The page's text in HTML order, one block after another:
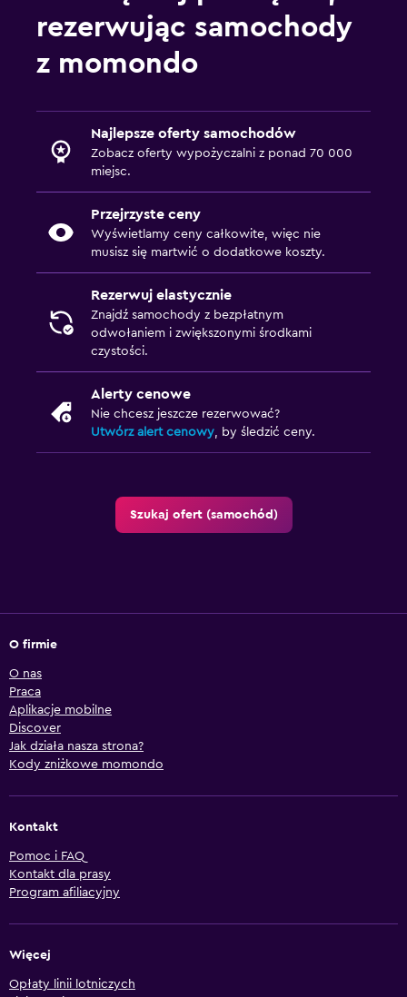
rezerwując samochody
z momondo
Najlepsze oferty samochodów
Zobacz oferty wypożyczalni z ponad 70 000
miejsc.
Przejrzyste ceny
Wyświetlamy ceny całkowite, więc nie
musisz się martwić o dodatkowe koszty.
Rezerwuj elastycznie
Znajdź samochody z bezpłatnym
odwołaniem i zwiększonymi środkami
czystości.
Alerty cenowe
Nie chcesz jeszcze rezerwować?
Utwórz alert cenowy, by śledzić ceny.
Szukaj ofert (samochód)
O firmie
O nas
Praca
Aplikacje mobilne
Discover
Jak działa nasza strona?
Kody zniżkowe momondo
Kontakt
Pomoc i FAQ
Kontakt dla prasy
Program afiliacyjny
Więcej
Opłaty linii lotniczych